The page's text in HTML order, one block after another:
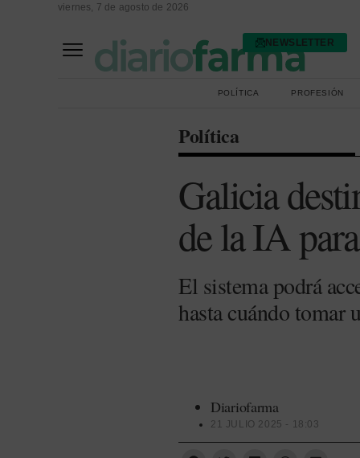
viernes, 7 de agosto de 2026
NEWSLETTER
POLÍTICA PROFESIÓN
Política
Galicia
de la IA
El sistema podrá
hasta cuándo tomar
Diariofarma
21 JULIO 2025 - 18:03